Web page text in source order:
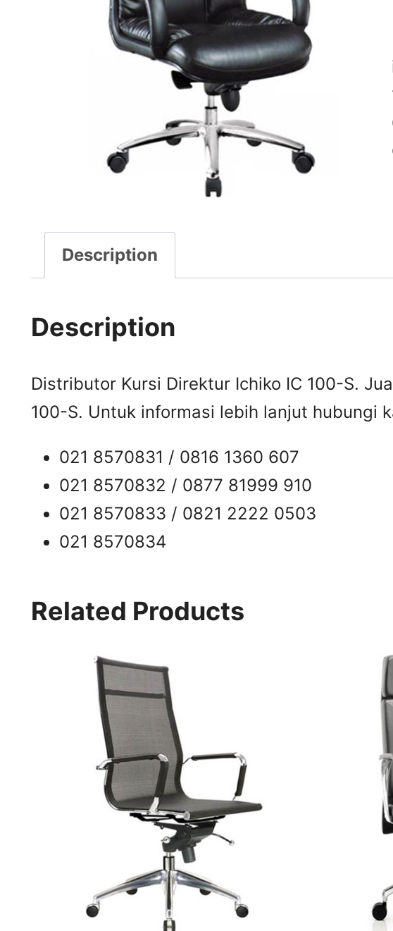
Description
Description
Distributor Kursi Direktur Ichiko IC 100-S.
100-S. Untuk informasi lebih lanjut hubungi
021 8570831 / 0816 1360 607
021 8570832 / 0877 81999 910
021 8570833 / 0821 2222 0503
021 8570834
Related Products